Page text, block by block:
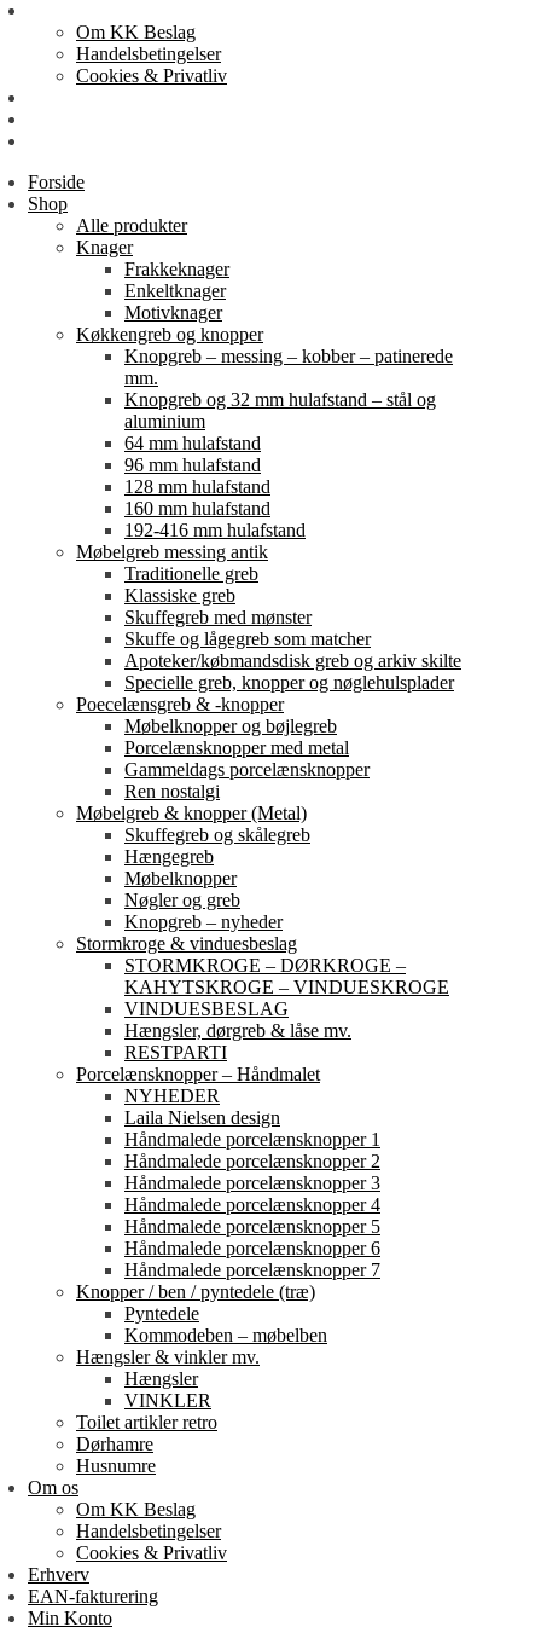
Om KK Beslag
Handelsbetingelser
Cookies & Privatliv
Forside
Shop
Alle produkter
Knager
Frakkeknager
Enkeltknager
Motivknager
Køkkengreb og knopper
Knopgreb – messing – kobber – patinerede
mm.
Knopgreb og 32 mm hulafstand – stål og
aluminium
64 mm hulafstand
96 mm hulafstand
128 mm hulafstand
160 mm hulafstand
192-416 mm hulafstand
Møbelgreb messing antik
Traditionelle greb
Klassiske greb
Skuffegreb med mønster
Skuffe og lågegreb som matcher
Apoteker/købmandsdisk greb og arkiv skilte
Specielle greb, knopper og nøglehulsplader
Poecelænsgreb & -knopper
Møbelknopper og bøjlegreb
Porcelænsknopper med metal
Gammeldags porcelænsknopper
Ren nostalgi
Møbelgreb & knopper (Metal)
Skuffegreb og skålegreb
Hængegreb
Møbelknopper
Nøgler og greb
Knopgreb – nyheder
Stormkroge & vinduesbeslag
STORMKROGE – DØRKROGE –
KAHYTSKROGE – VINDUESKROGE
VINDUESBESLAG
Hængsler, dørgreb & låse mv.
RESTPARTI
Porcelænsknopper – Håndmalet
NYHEDER
Laila Nielsen design
Håndmalede porcelænsknopper 1
Håndmalede porcelænsknopper 2
Håndmalede porcelænsknopper 3
Håndmalede porcelænsknopper 4
Håndmalede porcelænsknopper 5
Håndmalede porcelænsknopper 6
Håndmalede porcelænsknopper 7
Knopper / ben / pyntedele (træ)
Pyntedele
Kommodeben – møbelben
Hængsler & vinkler mv.
Hængsler
VINKLER
Toilet artikler retro
Dørhamre
Husnumre
Om os
Om KK Beslag
Handelsbetingelser
Cookies & Privatliv
Erhverv
EAN-fakturering
Min Konto